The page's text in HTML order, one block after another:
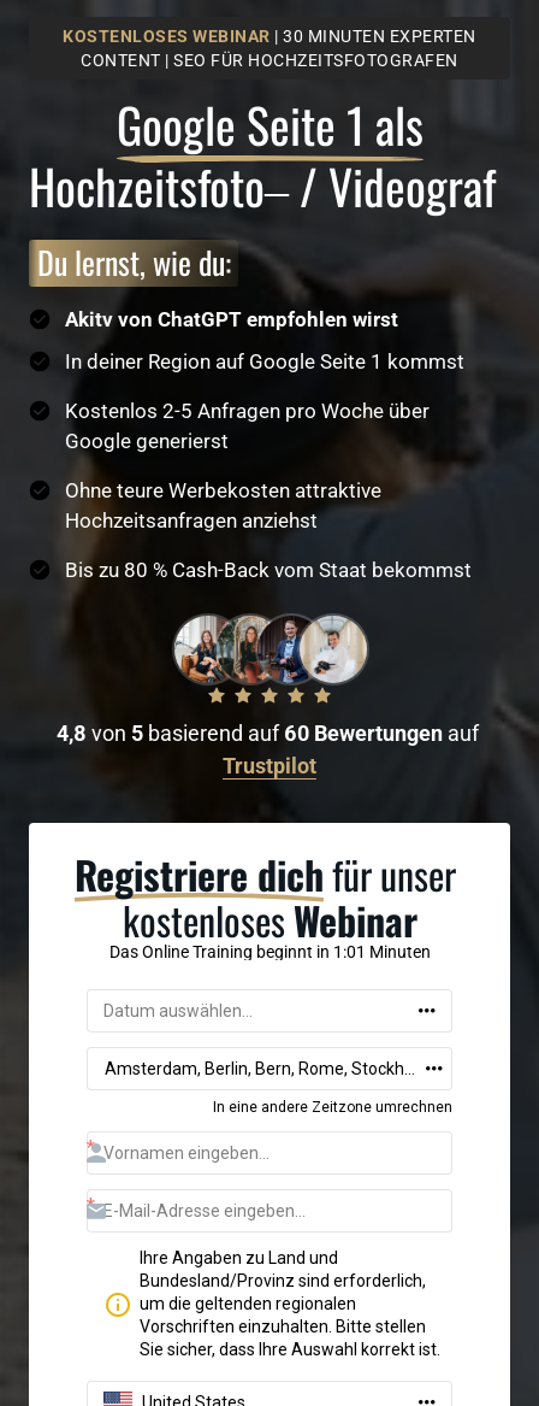
KOSTENLOSESWEBINAR | 30 MINUTEN EXPERTEN
CONTENT | SEO FÜR HOCHZEITSFOTOGRAFEN
Google Seite 1 als
Hochzeitsfoto‒/ Videograf
Du lernst, wie du:
Akitv von ChatGPT empfohlen wirst
In deiner Region auf Google Seite 1 kommst
Kostenlos 2-5 Anfragen pro Woche über
Google generierst
Ohne teure Werbekosten attraktive
Hochzeitsanfragen anziehst
Bis zu 80 % Cash-Back vom Staat bekommst
4,8 von 5 basierend auf 60 Bewertungen auf
Trustpilot
Registriere dich für unser
kostenloses Webinar
Das Online Training beginnt in 0:60 Minuten